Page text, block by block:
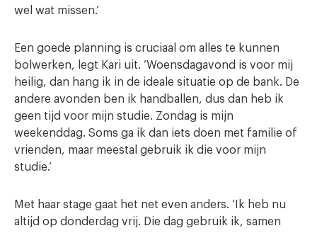
wel wat missen.’
Een goede planning is cruciaal om alles te kunnen
bolwerken, legt Kari uit. ‘Woensdagavond is voor mij
heilig, dan hang ik in de ideale situatie op de bank. De
andere avonden ben ik handballen, dus dan heb ik
geen tijd voor mijn studie. Zondag is mijn
weekenddag. Soms ga ik dan iets doen met familie of
vrienden, maar meestal gebruik ik die voor mijn
studie.’
Met haar stage gaat het net even anders. ‘Ik heb nu
altijd op donderdag vrij. Die dag gebruik ik, samen